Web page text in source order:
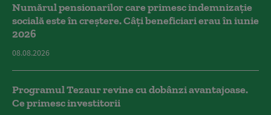
Numărul pensionarilor care primesc indemnizaţie
socială este în creștere. Câți beneficiari erau în iunie
2026
08.08.2026
Programul Tezaur revine cu dobânzi avantajoase.
Ce primesc investitorii